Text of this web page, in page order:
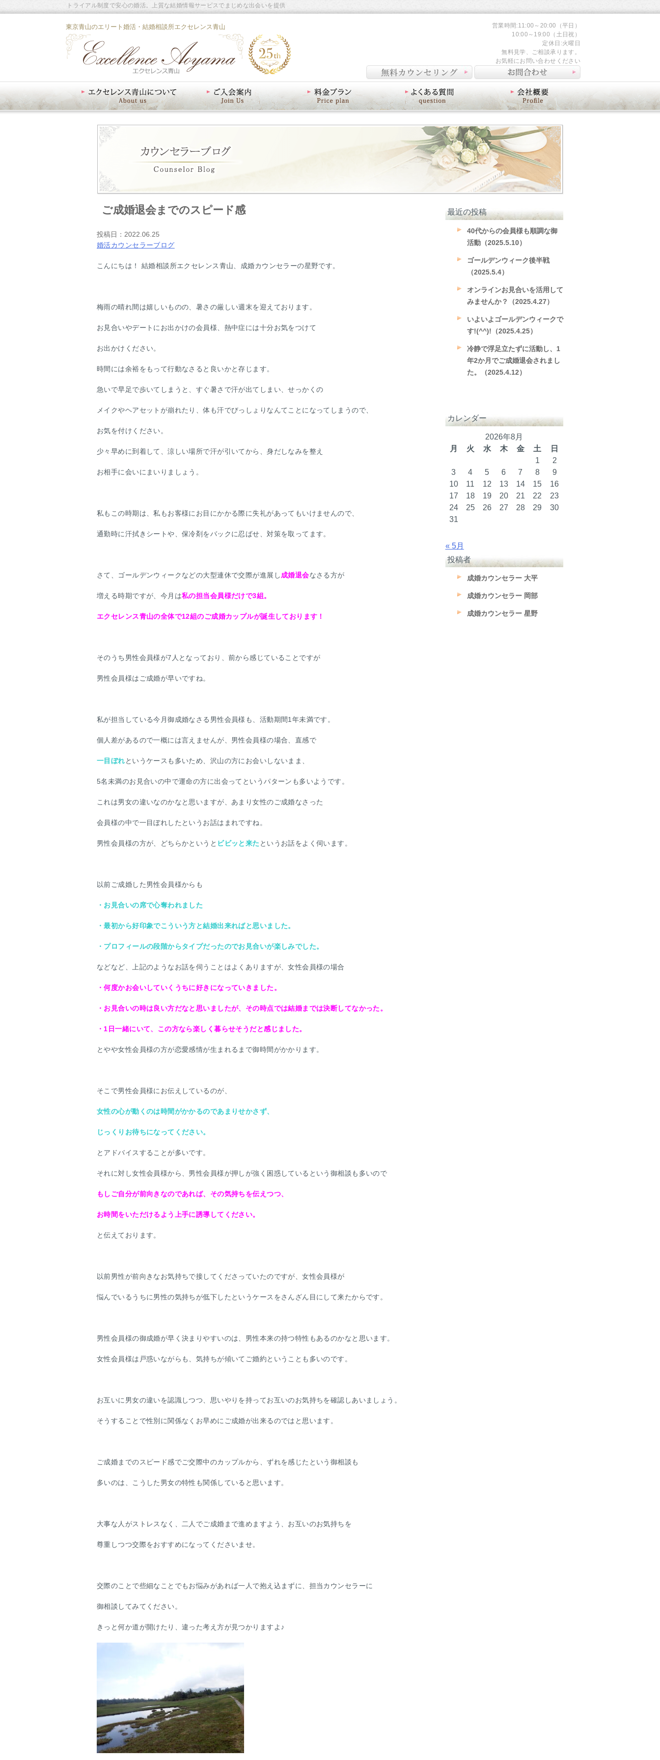
東京青山のエリート婚活・結婚相談所エクセレンス青山
トライアル制度で安心の婚活。上質な結婚情報サービスでまじめな出会いを提供
営業時間:11:00～20:00（平日）
10:00～19:00（土日祝）
定休日:火曜日
無料見学、ご相談承ります。
お気軽にお問い合わせください
ご成婚退会までのスピード感
投稿日： 2022.06.25
婚活カウンセラーブログ
こんにちは！ 結婚相談所エクセレンス青山、成婚カウンセラーの星野です。
梅雨の晴れ間は嬉しいものの、暑さの厳しい週末を迎えております。
お見合いやデートにお出かけの会員様、熱中症には十分お気をつけて
お出かけください。
時間には余裕をもって行動なさると良いかと存じます。
急いで早足で歩いてしまうと、すぐ暑さで汗が出てしまい、せっかくの
メイクやヘアセットが崩れたり、体も汗でびっしょりなんてことになってしまうので、
お気を付けください。
少々早めに到着して、涼しい場所で汗が引いてから、身だしなみを整え
お相手に会いにまいりましょう。
私もこの時期は、私もお客様にお目にかかる際に失礼があってもいけませんので、
通勤時に汗拭きシートや、保冷剤をバックに忍ばせ、対策を取ってます。
さて、ゴールデンウィークなどの大型連休で交際が進展し成婚退会なさる方が
増える時期ですが、今月は私の担当会員様だけで3組。
エクセレンス青山の全体で12組のご成婚カップルが誕生しております！
そのうち男性会員様が7人となっており、前から感じていることですが
男性会員様はご成婚が早いですね。
私が担当している今月御成婚なさる男性会員様も、活動期間1年未満です。
個人差があるので一概には言えませんが、男性会員様の場合、直感で
一目ぼれというケースも多いため、沢山の方にお会いしないまま、
5名未満のお見合いの中で運命の方に出会ってというパターンも多いようです。
これは男女の違いなのかなと思いますが、あまり女性のご成婚なさった
会員様の中で一目ぼれしたというお話はまれですね。
男性会員様の方が、どちらかというと ビビッと来た というお話をよく伺います。
以前ご成婚した男性会員様からも
・お見合いの席で心奪われました
・最初から好印象でこういう方と結婚出来ればと思いました。
・プロフィールの段階からタイプだったのでお見合いが楽しみでした。
などなど、上記のようなお話を伺うことはよくありますが、女性会員様の場合
・何度かお会いしていくうちに好きになっていきました。
・お見合いの時は良い方だなと思いましたが、その時点では結婚までは決断してなかった。
・1日一緒にいて、この方なら楽しく暮らせそうだと感じました。
とやや女性会員様の方が恋愛感情が生まれるまで御時間がかかります。
そこで男性会員様にお伝えしているのが、
女性の心が動くのは時間がかかるのであまりせかさず、
じっくりお待ちになってください。
とアドバイスすることが多いです。
それに対し女性会員様から、男性会員様が押しが強く困惑しているという御相談も多いので
もしご自分が前向きなのであれば、その気持ちを伝えつつ、
お時間をいただけるよう上手に誘導してください。
と伝えております。
以前男性が前向きなお気持ちで接してくださっていたのですが、女性会員様が
悩んでいるうちに男性の気持ちが低下したというケースをさんざん目にして来たからです。
男性会員様の御成婚が早く決まりやすいのは、男性本来の持つ特性もあるのかなと思います。
女性会員様は戸惑いながらも、気持ちが傾いてご婚約ということも多いのです。
お互いに男女の違いを認識しつつ、思いやりを持ってお互いのお気持ちを確認しあいましょう。
そうすることで性別に関係なくお早めにご成婚が出来るのではと思います。
ご成婚までのスピード感でご交際中のカップルから、ずれを感じたという御相談も
多いのは、こうした男女の特性も関係していると思います。
大事な人がストレスなく、二人でご成婚まで進めますよう、お互いのお気持ちを
尊重しつつ交際をおすすめになってくださいませ。
交際のことで些細なことでもお悩みがあれば一人で抱え込まずに、担当カウンセラーに
御相談してみてください。
きっと何か道が開けたり、違った考え方が見つかりますよ♪
最近の投稿
40代からの会員様も順調な御
活動（2025.5.10）
ゴールデンウィーク後半戦
（2025.5.4）
オンラインお見合いを活用して
みませんか？（2025.4.27）
いよいよゴールデンウィークで
す!(^^)!（2025.4.25）
冷静で浮足立たずに活動し、1
年2か月でご成婚退会されまし
た。（2025.4.12）
カレンダー
2026年8月
月
火 水 木 金 土
日
1
2
3
4 5 6 7 8
9
10
11 12 13 14 15
16
17
18 19 20 21 22
23
24
25 26 27 28 29
30
31
« 5月
投稿者
成婚カウンセラー 大平
成婚カウンセラー 岡部
成婚カウンセラー 星野